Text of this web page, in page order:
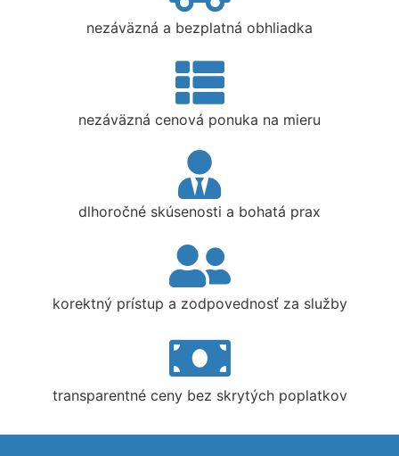
nezáväzná a bezplatná obhliadka
nezáväzná cenová ponuka na mieru
dlhoročné skúsenosti a bohatá prax
korektný prístup a zodpovednosť za služby
transparentné ceny bez skrytých poplatkov